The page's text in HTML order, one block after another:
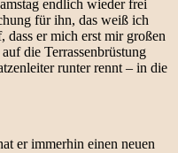
endlich wieder frei
für ihn, das weiß ich
er mich erst mir großen
die Terrassenbrüstung
runter rennt – in die
er immerhin einen neuen